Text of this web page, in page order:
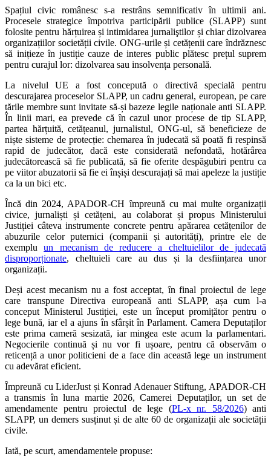
Spațiul civic românesc s-a restrâns semnificativ în ultimii ani.
Procesele strategice împotriva participării publice (SLAPP) sunt
folosite pentru hărțuirea și intimidarea jurnaliştilor și chiar dizolvarea
organizațiilor societății civile. ONG-urile și cetățenii care îndrăznesc
să inițieze în justiție cauze de interes public plătesc prețul suprem
pentru curajul lor: dizolvarea sau insolvența personală.
La nivelul UE a fost concepută o directivă specială pentru
descurajarea proceselor SLAPP, un cadru general, european, pe care
țările membre sunt invitate să-și bazeze legile naționale anti SLAPP.
În linii mari, ea prevede că în cazul unor procese de tip SLAPP,
partea hărțuită, cetățeanul, jurnalistul, ONG-ul, să beneficieze de
niște sisteme de protecție: chemarea în judecată să poată fi respinsă
rapid de judecător, dacă este considerată nefondată, hotărârea
judecătorească să fie publicată, să fie oferite despăgubiri pentru ca
pe viitor abuzatorii să fie ei înșiși descurajați să mai apeleze la justiție
ca la un bici etc.
Încă din 2024, APADOR-CH împreună cu mai multe organizații
civice, jurnaliști și cetățeni, au colaborat și propus Ministerului
Justiției câteva instrumente concrete pentru apărarea cetățenilor de
abuzurile celor puternici (companii și autorități), printre ele de
exempluun mecanism de reducere a cheltuielilor de judecată
disproporționate, cheltuieli care au dus și la desființarea unor
organizații.
Deși acest mecanism nu a fost acceptat, în final proiectul de lege
care transpune Directiva europeană anti SLAPP, așa cum l-a
conceput Ministerul Justiției, este un început promițător pentru o
lege bună, iar el a ajuns în sfârșit în Parlament. Camera Deputaților
este prima cameră sesizată, iar mingea este acum la parlamentari.
Negocierile continuă și nu vor fi ușoare, pentru că observăm o
reticență a unor politicieni de a face din această lege un instrument
cu adevărat eficient.
Împreună cu LiderJust și Konrad Adenauer Stiftung, APADOR-CH
a transmis în luna martie 2026, Camerei Deputaților, un set de
amendamente pentru proiectul de lege (PL-x nr. 58/2026) anti
SLAPP, un demers susținut și de alte 60 de organizații ale societății
civile.
Iată, pe scurt, amendamentele propuse: